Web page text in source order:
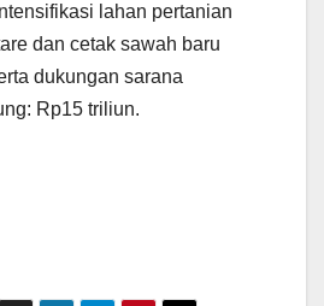
lahan pertanian
dan cetak sawah baru
dukungan sarana
Rp15 triliun.